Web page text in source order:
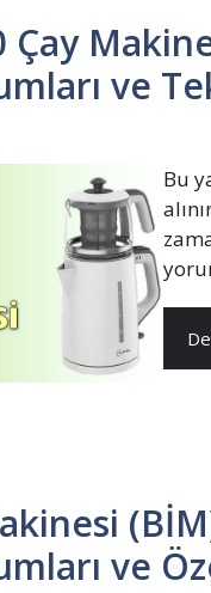
ve
Bu
(BİM)
ve